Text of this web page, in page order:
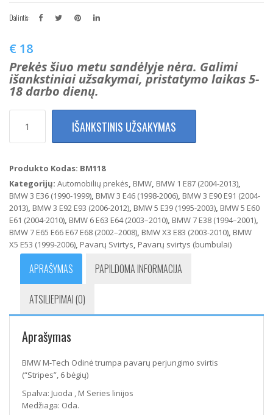
Dalintis:
€ 18
Prekės šiuo metu sandėlyje nėra. Galimi
išankstiniai užsakymai, pristatymo laikas 5-
18 darbo dienų.
kiekis:
Tech
trumpa
pavarų
perjungimo
svirtis
("Stripes",
6
IŠANKSTINIS UŽSAKYMAS
Produkto Kodas: BM118
Kategorijų: Automobilių prekės, BMW, BMW 1 E87 (2004-2013),
BMW 3 E36 (1990-1999), BMW 3 E46 (1998-2006), BMW 3 E90 E91 (2004-
2013), BMW 3 E92 E93 (2006-2012), BMW 5 E39 (1995-2003), BMW 5 E60
E61 (2004-2010), BMW 6 E63 E64 (2003–2010), BMW 7 E38 (1994–2001),
BMW 7 E65 E66 E67 E68 (2002–2008), BMW X3 E83 (2003-2010), BMW
X5 E53 (1999-2006), Pavarų Svirtys, Pavarų svirtys (bumbulai)
APRAŠYMAS PAPILDOMA INFORMACIJA
ATSILIEPIMAI (0)
Aprašymas
BMW M-Tech Odinė trumpa pavarų perjungimo svirtis
(“Stripes”, 6 bėgių)
Spalva: Juoda , M Series linijos
Medžiaga: Oda.